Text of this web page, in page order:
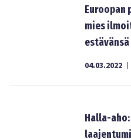
Euroopan
mies
04.03.2022 |
Halla-